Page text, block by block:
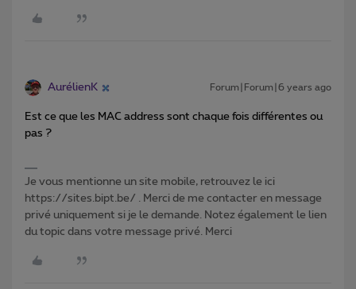
AurélienK Forum|Forum|6 years ago
Est ce que les MAC address sont chaque fois différentes ou
pas ?
Je vous mentionne un site mobile, retrouvez le ici
https://sites.bipt.be/ . Merci de me contacter en message
privé uniquement si je le demande. Notez également le lien
du topic dans votre message privé. Merci